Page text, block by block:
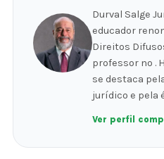
Durval Salge
educador
Direitos
professor no .
se destaca
jurídico e pela
Ver perfil